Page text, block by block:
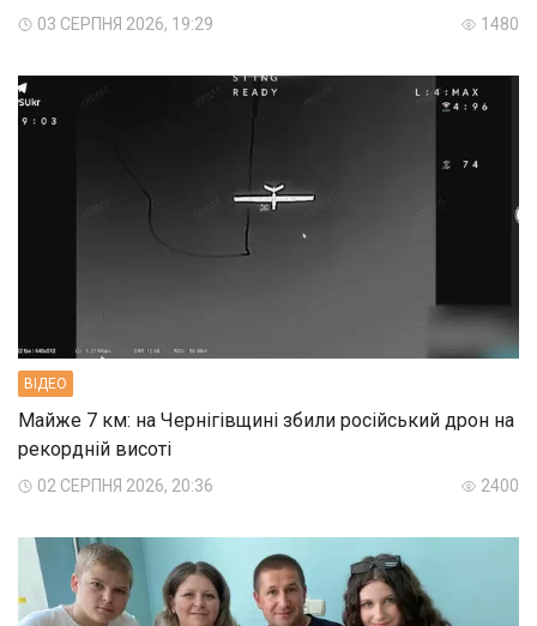
03 СЕРПНЯ 2026, 19:29 1480
ВIДЕО
Майже 7 км: на Чернігівщині збили російський дрон на
рекордній висоті
02 СЕРПНЯ 2026, 20:36 2400